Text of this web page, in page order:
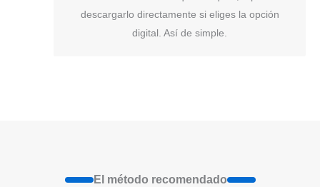
descargarlo directamente si eliges la opción
digital. Así de simple.
El método recomendado